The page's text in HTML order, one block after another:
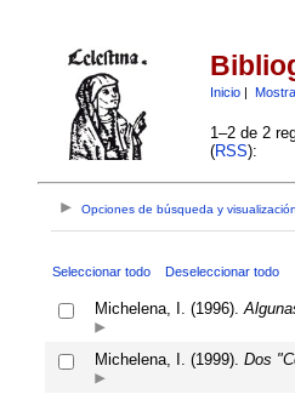
Inicio|
1–2 de 2
(RSS):
Opciones de búsqueda y visualización
Seleccionar todo Deseleccionar todo
Michelena, I. (1996).
Michelena, I. (1999). Dos